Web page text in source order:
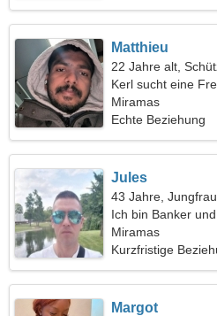
Matthieu
22 Jahre alt,
Kerl sucht eine
Miramas
Echte Beziehung
Jules
43 Jahre, Jungfrau
Ich bin Banker
Miramas
Kurzfristige
Margot